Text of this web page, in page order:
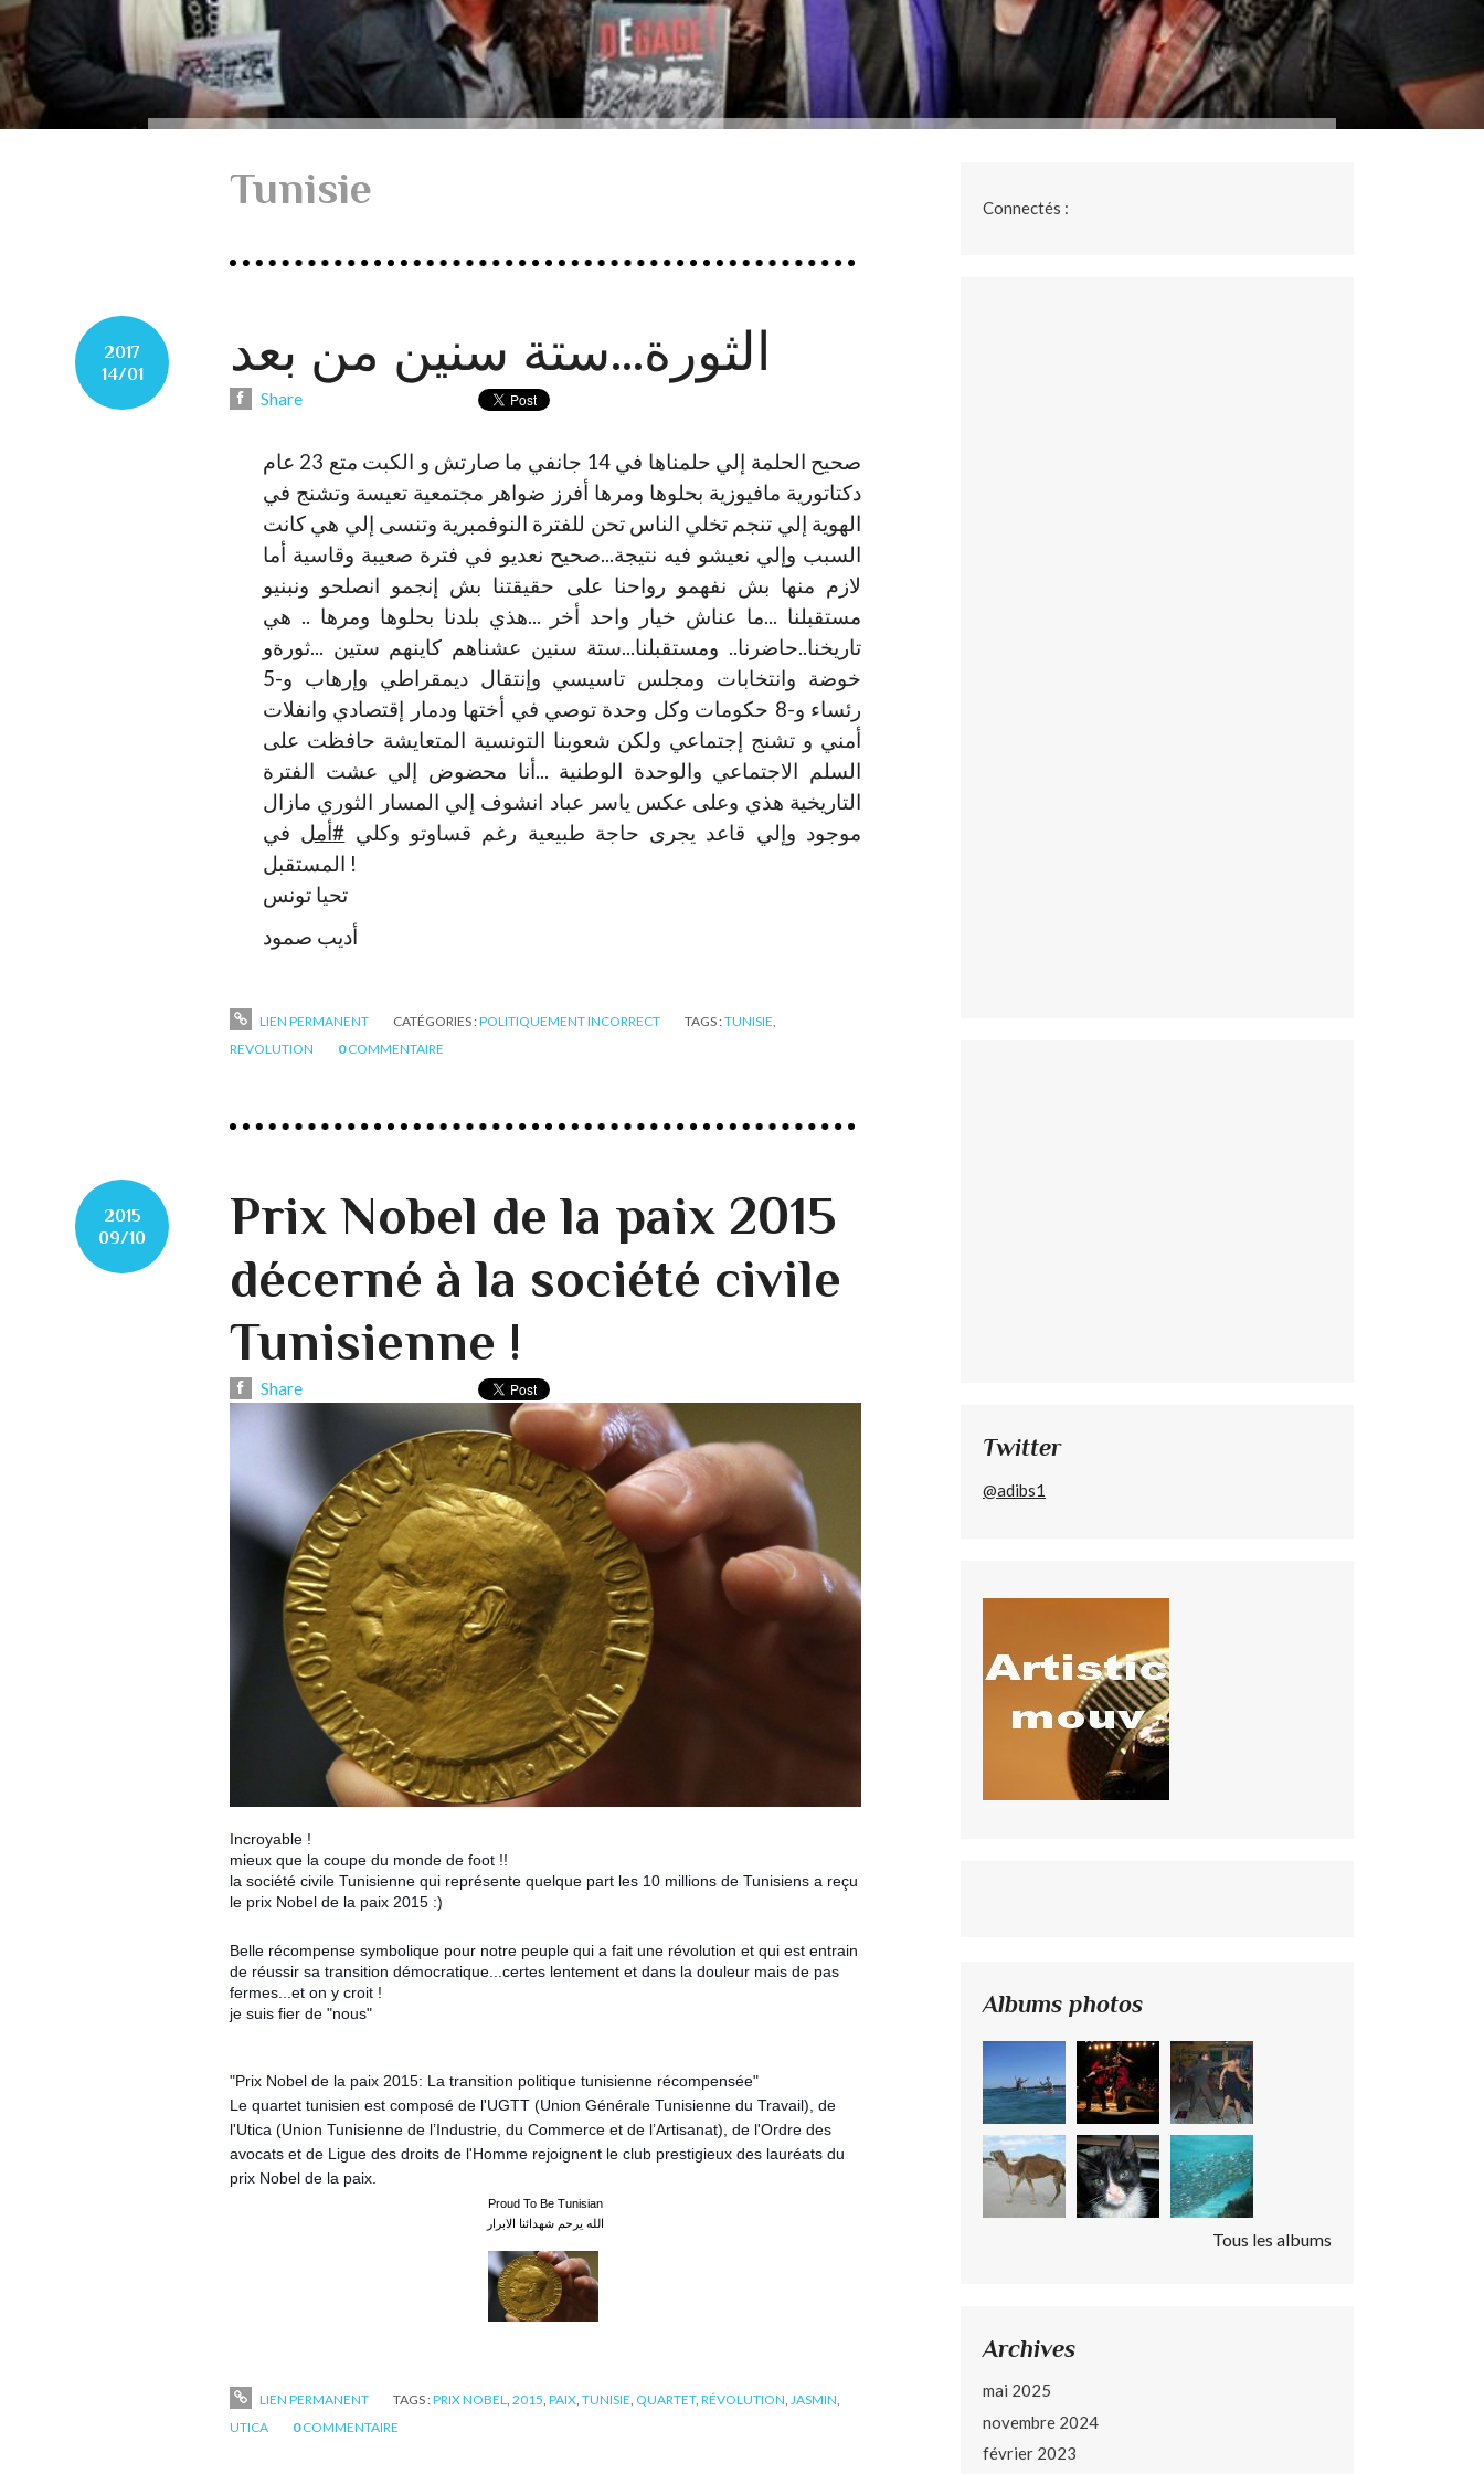
Tunisie
2017
14/01
الثورة...ستة سنين من بعد
Share
صحيح الحلمة إلي حلمناها في 14 جانفي ما صارتش و الكبت متع 23 عام
دكتاتورية مافيوزية بحلوها ومرها أفرز ضواهر مجتمعية تعيسة وتشنج في
الهوية إلي تنجم تخلي الناس تحن للفترة النوفمبرية وتنسى إلي هي كانت
السبب وإلي نعيشو فيه نتيجة...صحيح نعديو في فترة صعيبة وقاسية أما
لازم منها بش نفهمو رواحنا على حقيقتنا بش إنجمو انصلحو ونبنيو
مستقبلنا ...ما عناش خيار واحد أخر ...هذي بلدنا بحلوها ومرها .. هي
تاريخنا..حاضرنا.. ومستقبلنا...ستة سنين عشناهم كاينهم ستين ...ثورةو
خوضة وانتخابات ومجلس تاسيسي وإنتقال ديمقراطي وإرهاب و-5
رئساء و-8 حكومات وكل وحدة توصي في أختها ودمار إقتصادي وانفلات
أمني و تشنج إجتماعي ولكن شعوبنا التونسية المتعايشة حافظت على
السلم الاجتماعي والوحدة الوطنية ...أنا محضوض إلي عشت الفترة
التاريخية هذي وعلى عكس ياسر عباد انشوف إلي المسار الثوري مازال
موجود وإلي قاعد يجرى حاجة طبيعية رغم قساوتو وكلي #أمل في
المستقبل !
تحيا تونس
LIEN PERMANENT CATÉGORIES :POLITIQUEMENT INCORRECT TAGS :TUNISIE
REVOLUTION
0 COMMENTAIRE
2015
09/10
Prix Nobel de la paix 2015
décerné à la société civile
Tunisienne !
Share
Incroyable !
mieux que la coupe du monde de foot !!
la société civile Tunisienne qui représente quelque part les 10 millions de Tunisiens a reçu
le prix Nobel de la paix 2015 :)
Belle récompense symbolique pour notre peuple qui a fait une révolution et qui est entrain
de réussir sa transition démocratique...certes lentement et dans la douleur mais de pas
fermes...et on y croit !
je suis fier de "nous"
"Prix Nobel de la paix 2015: La transition politique tunisienne récompensée"
Le quartet tunisien est composé de l'UGTT (Union Générale Tunisienne du Travail), de
l'Utica (Union Tunisienne de l’Industrie, du Commerce et de l’Artisanat), de l'Ordre des
avocats et de Ligue des droits de l'Homme rejoignent le club prestigieux des lauréats du
prix Nobel de la paix.
Proud To Be Tunisian
الله يرحم شهدائنا الابرار
LIEN PERMANENT TAGS :PRIX NOBEL 2015 PAIX TUNISIE QUARTET, RÉVOLUTION JASMIN
UTICA
0 COMMENTAIRE
Connectés :
Twitter
@adibs1
Albums photos
Tous les albums
Archives
mai 2025
novembre 2024
février 2023